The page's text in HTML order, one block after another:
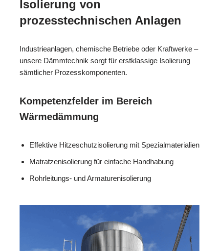
Isolierung von
prozesstechnischen Anlagen
Industrieanlagen, chemische Betriebe oder Kraftwerke –
unsere Dämmtechnik sorgt für erstklassige Isolierung
sämtlicher Prozesskomponenten.
Kompetenzfelder im Bereich
Wärmedämmung
Effektive Hitzeschutzisolierung mit Spezialmaterialien
Matratzenisolierung für einfache Handhabung
Rohrleitungs- und Armaturenisolierung